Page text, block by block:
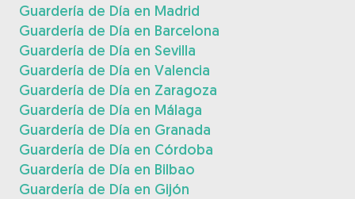
Guardería de Día en Madrid
Guardería de Día en Barcelona
Guardería de Día en Sevilla
Guardería de Día en Valencia
Guardería de Día en Zaragoza
Guardería de Día en Málaga
Guardería de Día en Granada
Guardería de Día en Córdoba
Guardería de Día en Bilbao
Guardería de Día en Gijón